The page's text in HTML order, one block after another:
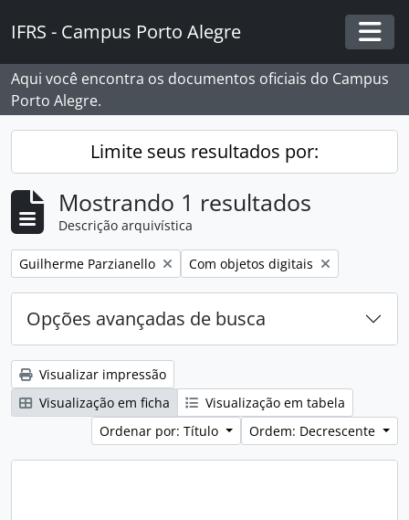
IFRS - Campus Porto Alegre
Aqui você encontra os documentos oficiais do Campus
Porto Alegre.
Limite seus resultados por:
Mostrando 1 resultados
Descrição arquivística
Remover filtro:
Guilherme Parzianello Remover filtro:
Com objetos digitais
Opções avançadas de busca
Visualizar impressão
Visualização em ficha
Visualização em tabela
Ordenar por: Título
Ordem: Decrescente